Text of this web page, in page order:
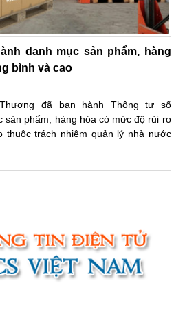
danh mục sản phẩm, hàng
bình và cao
đã ban hành Thông tư số
sản phẩm, hàng hóa có mức độ rủi ro
thuộc trách nhiệm quản lý nhà nước